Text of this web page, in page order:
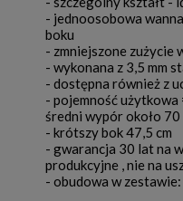
- jednoosobowa
boku
- zmniejszone zużycie
- wykonana z 3,5 mm
- dostępna również z
- pojemność użytkowa
średni wypór około
- krótszy bok 47,5 cm
- gwarancja 30 lat na
produkcyjne , nie na
- obudowa w zestawie: